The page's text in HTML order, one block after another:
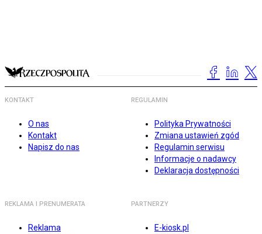
KONTAKT
O nas
Kontakt
Napisz do nas
REGULAMIN
Polityka Prywatności
Zmiana ustawień zgód
Regulamin serwisu
Informacje o nadawcy
Deklaracja dostępności
REKLAMA I PRENUMERATA
Reklama
PARTNERZY
E-kiosk.pl